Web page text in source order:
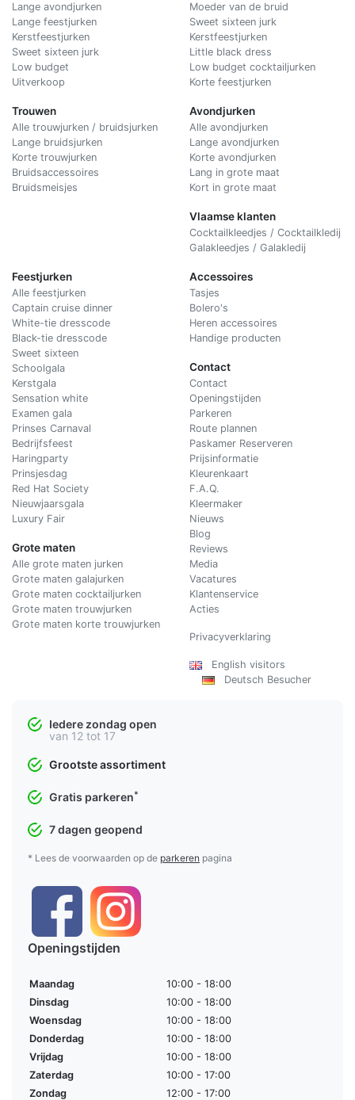
Lange avondjurken
Lange feestjurken
Kerstfeestjurken
Sweet sixteen jurk
Low budget
Uitverkoop
Trouwen
Alle trouwjurken / bruidsjurken
Lange bruidsjurken
Korte trouwjurken
Bruidsaccessoires
Bruidsmeisjes
Moeder van de bruid
Sweet sixteen jurk
Kerstfeestjurken
Little black dress
Low budget cocktailjurken
Korte feestjurken
Avondjurken
Alle avondjurken
Lange avondjurken
Korte avondjurken
Lang in grote maat
Kort in grote maat
Vlaamse klanten
Cocktailkleedjes / Cocktailkledij
Galakleedjes / Galakledij
Feestjurken
Alle feestjurken
Captain cruise dinner
White-tie dresscode
Black-tie dresscode
Sweet sixteen
Schoolgala
Kerstgala
Sensation white
Examen gala
Prinses Carnaval
Bedrijfsfeest
Haringparty
Prinsjesdag
Red Hat Society
Nieuwjaarsgala
Luxury Fair
Grote maten
Alle grote maten jurken
Grote maten galajurken
Grote maten cocktailjurken
Grote maten trouwjurken
Grote maten korte trouwjurken
Accessoires
Tasjes
Bolero's
Heren accessoires
Handige producten
Contact
Contact
Openingstijden
Parkeren
Route plannen
Paskamer Reserveren
Prijsinformatie
Kleurenkaart
F.A.Q.
Kleermaker
Nieuws
Blog
Reviews
Media
Vacatures
Klantenservice
Acties
Privacyverklaring
English visitors
Deutsch Besucher
Iedere zondag open
van 12 tot 17
Grootste assortiment
Gratis parkeren*
7 dagen geopend
* Lees de voorwaarden op de parkeren pagina
Openingstijden
Maandag
10:00 - 18:00
Dinsdag
10:00 - 18:00
Woensdag
10:00 - 18:00
Donderdag
10:00 - 18:00
Vrijdag
10:00 - 18:00
Zaterdag
10:00 - 17:00
Zondag
12:00 - 17:00